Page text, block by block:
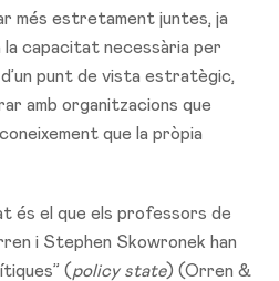
més estretament juntes, ja
capacitat necessària per
punt de vista estratègic,
amb organitzacions que
que la pròpia
és el que els professors de
i Stephen Skowronek han
( policy state) (Orren &